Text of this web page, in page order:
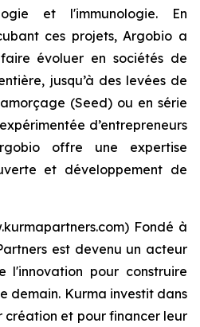
et l'immunologie. En
ces projets, Argobio a
évoluer en sociétés de
jusqu’à des levées de
(Seed) ou en série
d’entrepreneurs
offre une expertise
et développement de
Fondé à
est devenu un acteur
l'innovation pour construire
demain. Kurma investit dans
création et pour financer leur